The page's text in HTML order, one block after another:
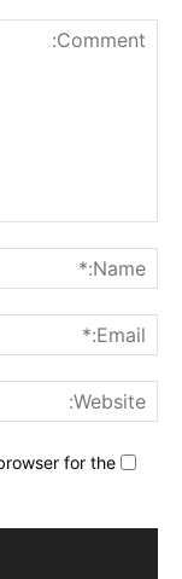
for the